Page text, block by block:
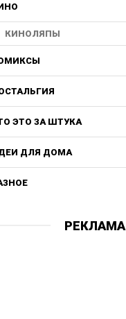
КИНОЛЯПЫ
ЭТО ЗА ШТУКА
ДЛЯ ДОМА
РЕКЛАМА